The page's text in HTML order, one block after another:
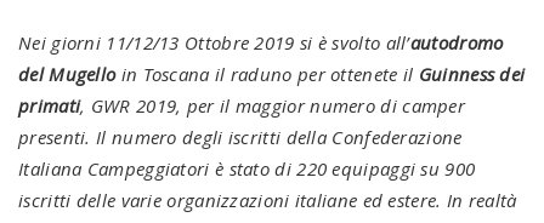
Nei giorni 11/12/13 Ottobre 2019 si è svolto all’autodromo
del Mugelloin Toscana il raduno per ottenete il Guinness dei
primati, GWR 2019, per il maggior numero di camper
presenti. Il numero degli iscritti della Confederazione
Italiana Campeggiatori è stato di 220 equipaggi su 900
iscritti delle varie organizzazioni italiane ed estere. In realtà